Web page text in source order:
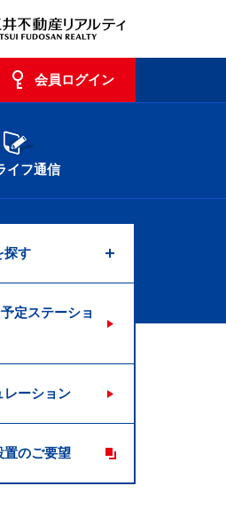
会員ログイン
イフ通信
探す
定ステーショ
レーション
置のご要望